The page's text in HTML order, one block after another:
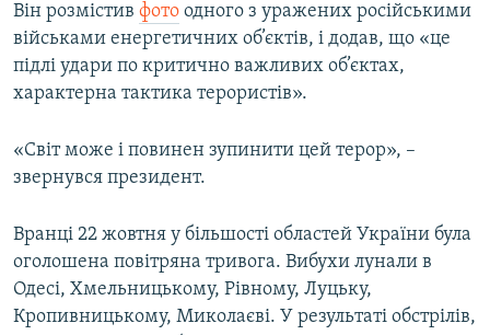
Він розмістив фото одного з уражених російськими
військами енергетичних об’єктів, і додав, що «це
підлі удари по критично важливих об’єктах,
характерна тактика терористів».
«Світ може і повинен зупинити цей терор», –
звернувся президент.
Вранці 22 жовтня у більшості областей України була
оголошена повітряна тривога. Вибухи лунали в
Одесі, Хмельницькому, Рівному, Луцьку,
Кропивницькому, Миколаєві. У результаті обстрілів,